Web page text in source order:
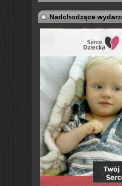
Nadchodzące